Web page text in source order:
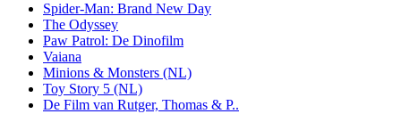
Spider-Man: Brand New Day
The Odyssey
Paw Patrol: De Dinofilm
Vaiana
Minions & Monsters (NL)
Toy Story 5 (NL)
De Film van Rutger, Thomas & P..